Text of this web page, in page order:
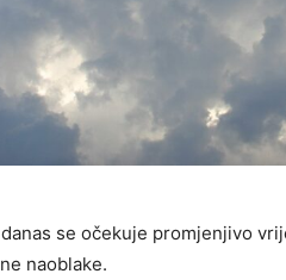
se očekuje promjenjivo
naoblake.